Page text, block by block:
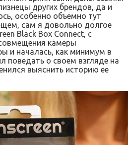
других брендов, да и
особенно объемно тут
сам я довольно долгое
Black Box Connect, с
камеры
и началась, как минимум в
поведать о своем взгляде на
выяснить историю ее